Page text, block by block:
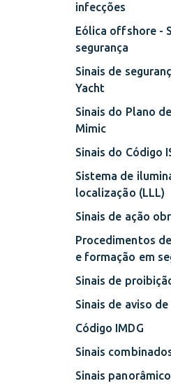
infecções
Eólica offshore -
segurança
Sinais de
Yacht
Sinais do Plano
Mimic
Sinais do Código
Sistema de
localização (LLL)
Sinais de ação
Procedimentos
e formação em
Sinais de
Sinais de aviso de
Código IMDG
Sinais
Sinais